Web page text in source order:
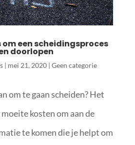
een scheidingsproces
doorlopen
| mei 21, 2020| Geen categorie
om te gaan scheiden? Het
kosten om aan de
te komen die je helpt om